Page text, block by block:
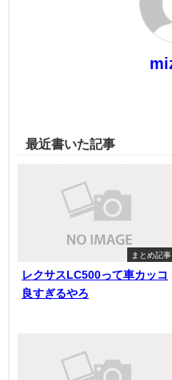
最近書いた記事
まとめ記事
レクサスLC500って車カッコ
良すぎるやろ